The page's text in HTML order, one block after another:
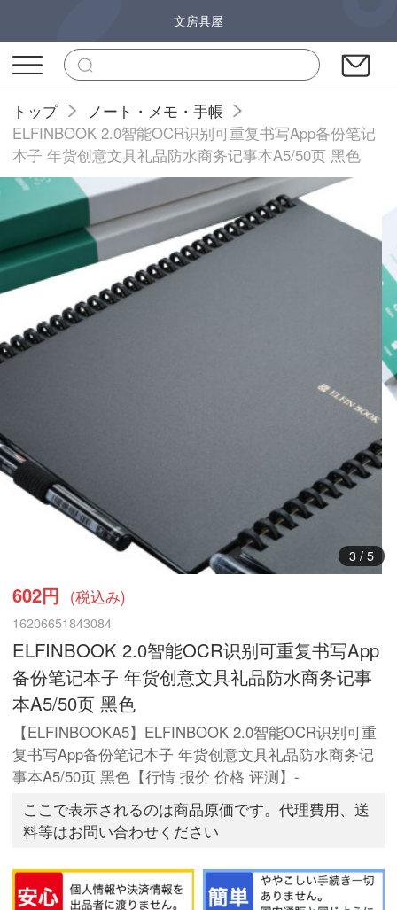
文房具屋
トップ
ノート・メモ・手帳
ELFINBOOK 2.0智能OCR识别可重复书写App备份笔记
本子 年货创意文具礼品防水商务记事本A5/50页 黑色
3/ 5
602円 (税込み)
16206651843084
ELFINBOOK 2.0智能OCR识别可重复书写App
备份笔记本子 年货创意文具礼品防水商务记事
本A5/50页 黑色
【ELFINBOOKA5】ELFINBOOK 2.0智能OCR识别可重
复书写App备份笔记本子 年货创意文具礼品防水商务记
事本A5/50页 黑色【行情 报价 价格 评测】-
ここで表示されるのは商品原価です。代理費用、送
料等はお問い合わせください